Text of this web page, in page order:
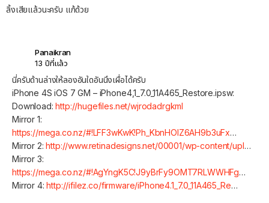
ลิ้งเสียแล้วนะครับ แก้ด้วย
Panaikran
13 ปีที่แล้ว
นี่ครับด้านล่างให้ลองอันใดอันนึงเผื่อได้ครับ
iPhone 4S iOS 7 GM – iPhone4,1_7.0_11A465_Restore.ipsw:
Download:http://hugefiles.net/wjrodadrgkml
Mirror 1:
https://mega.co.nz/#!LFF3wKwK!Ph_KbnHOlZ6AH9b3uFx…
Mirror 2:http://www.retinadesigns.net/00001/wp-content/upl…
Mirror 3:
https://mega.co.nz/#!AgYngK5C!J9yBrFy9OMT7RLWWHFg…
Mirror 4:http://ifilez.co/firmware/iPhone4.1_7.0_11A465_Re…